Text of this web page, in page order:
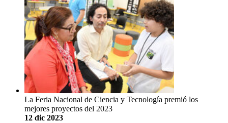
La Feria Nacional de Ciencia y Tecnología premió los
mejores proyectos del 2023
12 dic 2023